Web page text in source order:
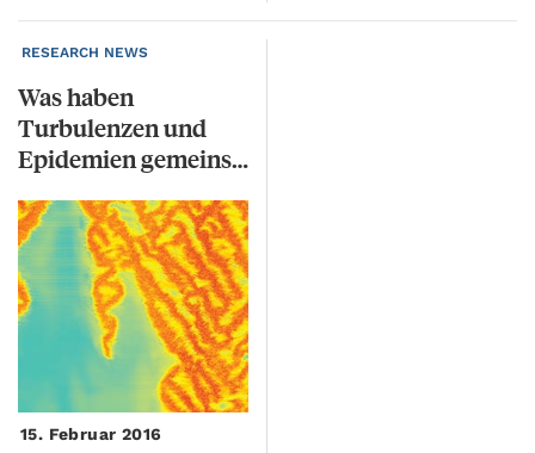
RESEARCH NEWS
Was haben
Turbulenzen und
Epidemien gemeinsam?
15. Februar 2016